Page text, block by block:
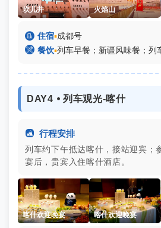
坎儿井 火焰山
 住宿▪成都号
 餐饮▪列车早餐；新疆风味餐；列
DAY4 ⦁ 列车观光-喀什
 行程安排
列车约下午抵达喀什，接站迎宾；
宴后，贵宾入住喀什酒店。
喀什欢迎晚宴 喀什欢迎晚宴